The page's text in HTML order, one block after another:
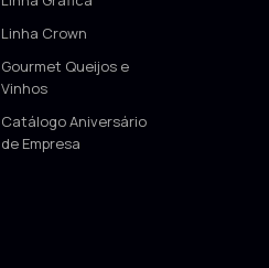
Linha Crown
Gourmet Queijos e
Vinhos
Catálogo Aniversário
de Empresa